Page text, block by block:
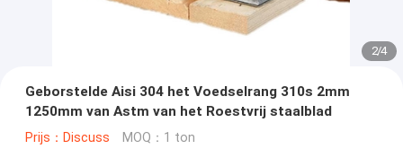
2/4
Geborstelde Aisi 304 het Voedselrang 310s 2mm
1250mm van Astm van het Roestvrij staalblad
Prijs：Discuss MOQ：1 ton